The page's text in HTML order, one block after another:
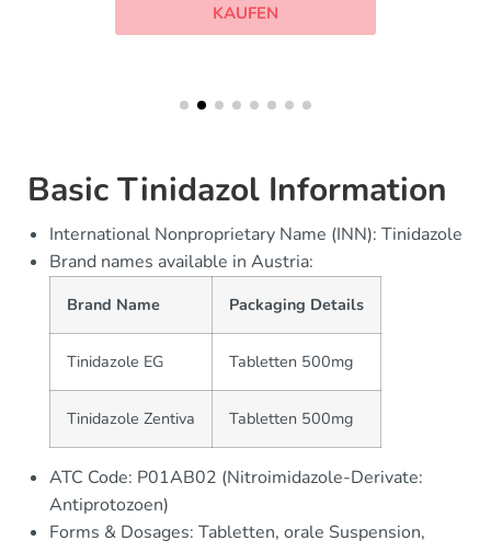
KAUFEN
Basic Tinidazol Information
International Nonproprietary Name (INN): Tinidazole
Brand names available in Austria:
Brand Name Packaging Details
Tinidazole EG Tabletten 500mg
Tinidazole Zentiva Tabletten 500mg
ATC Code: P01AB02 (Nitroimidazole-Derivate:
Antiprotozoen)
Forms & Dosages: Tabletten, orale Suspension,